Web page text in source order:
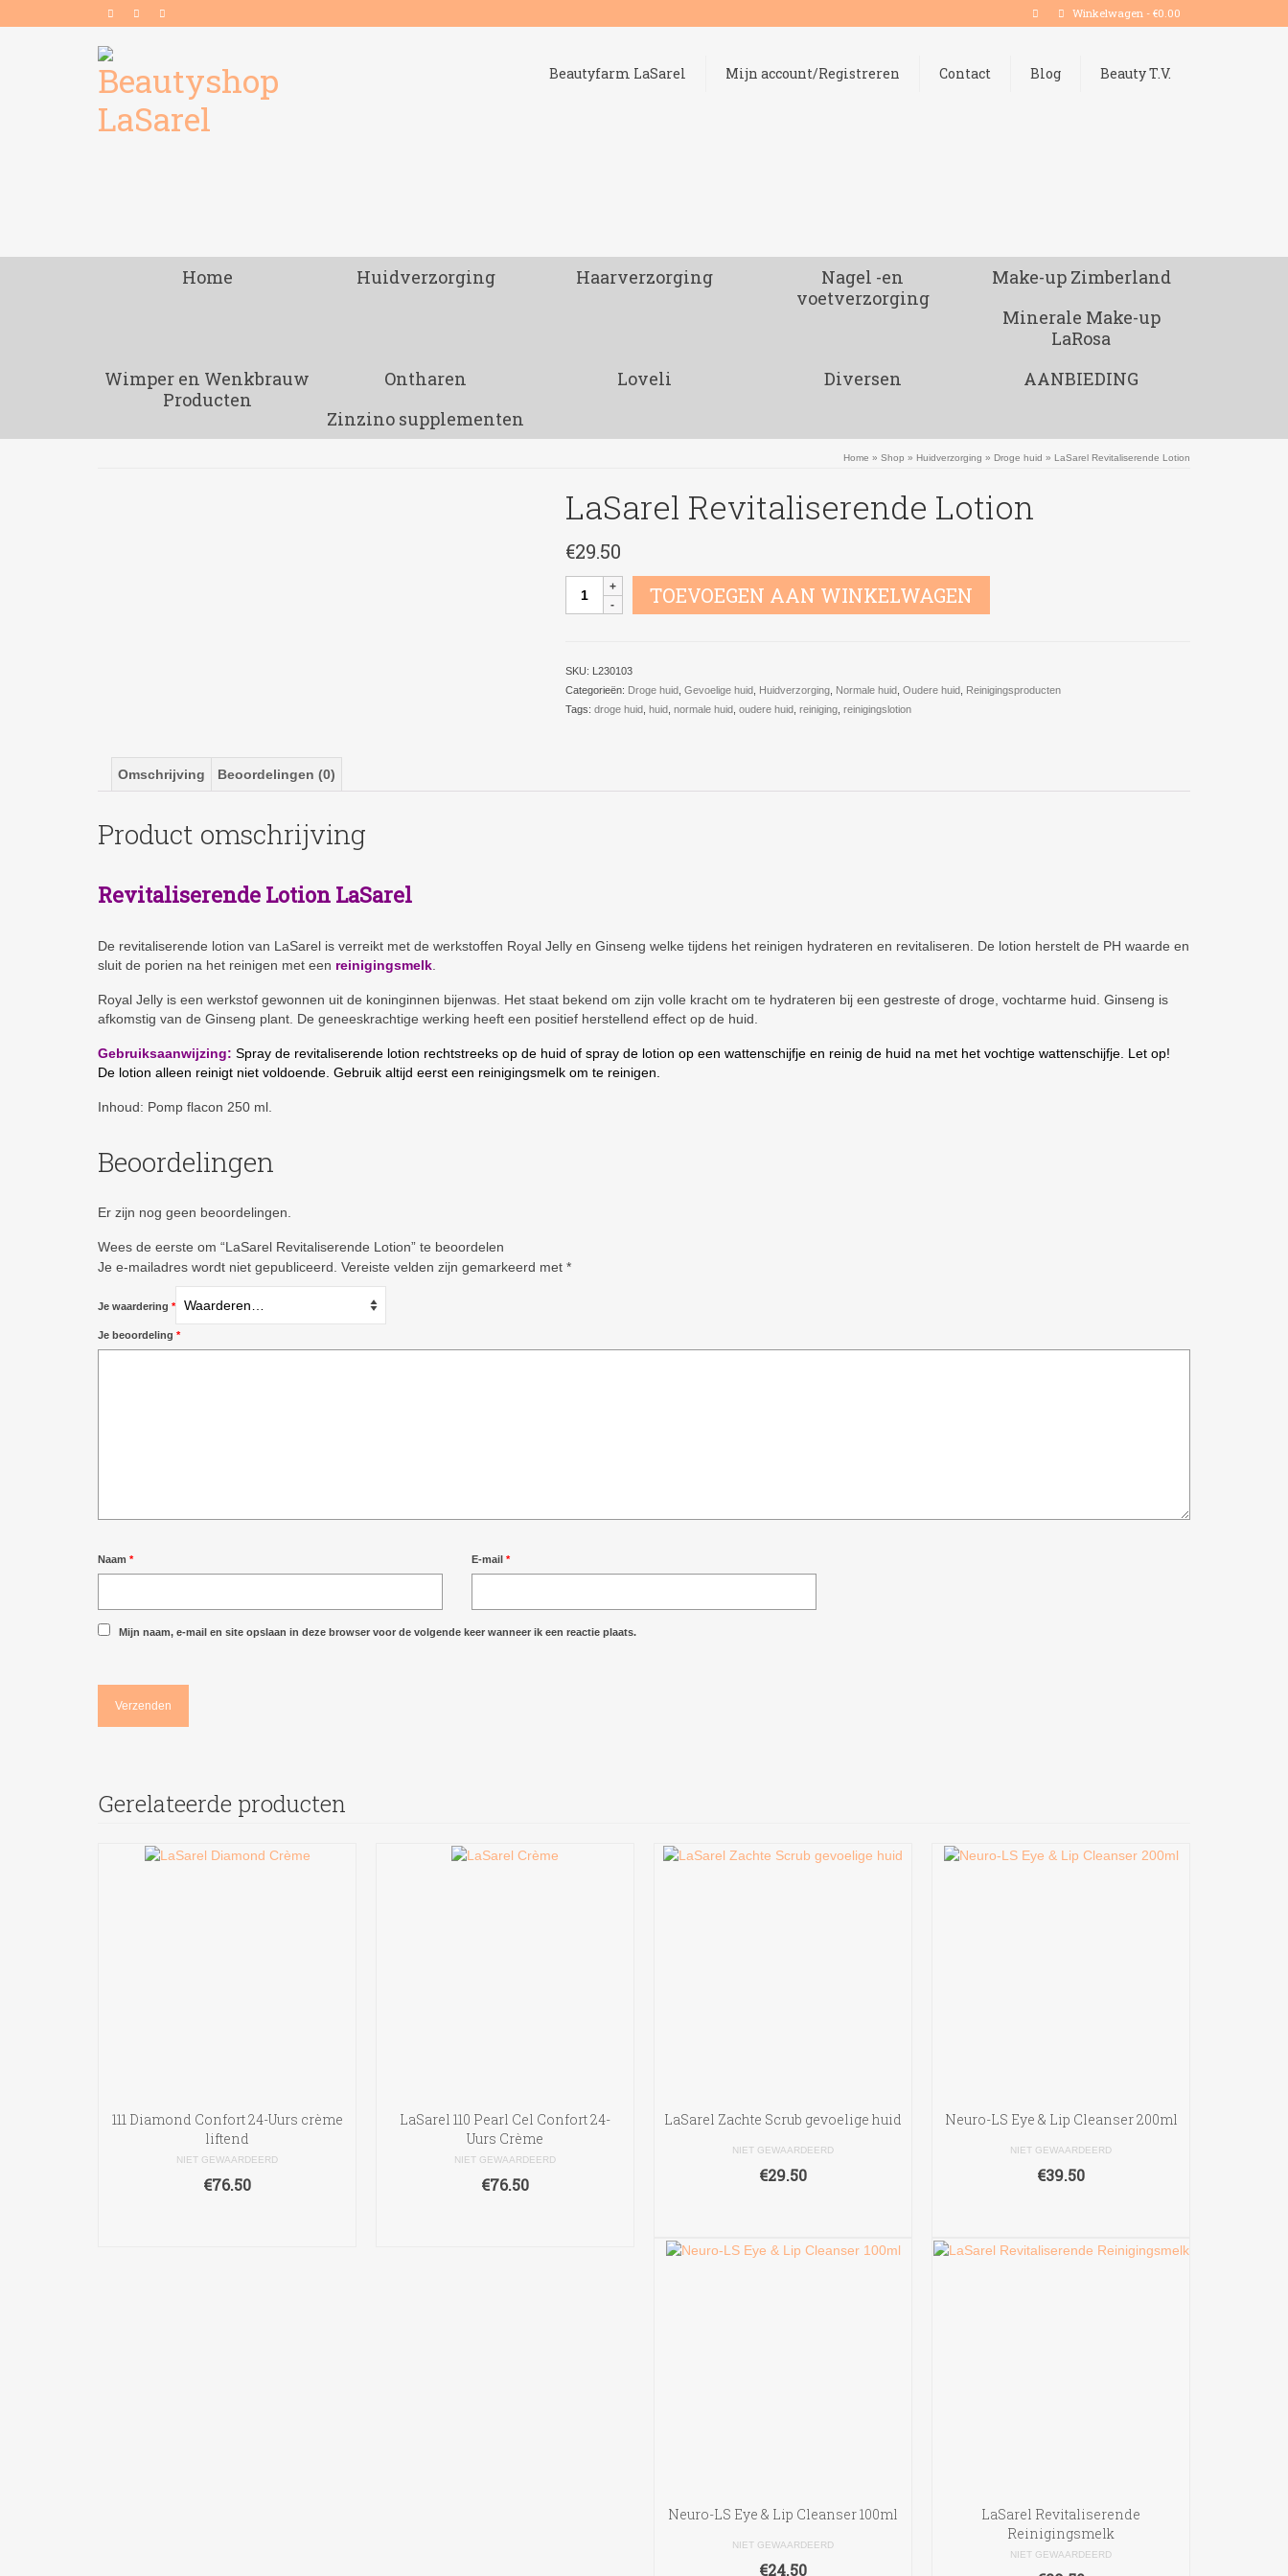
Winkelwagen - €0.00
Beautyfarm LaSarel Mijn account/Registreren Contact Blog Beauty T.V.
Home Huidverzorging Haarverzorging
Nagel -en
voetverzorging
Make-up Zimberland
Minerale Make-up
LaRosa
Wimper en Wenkbrauw
Producten
Ontharen Loveli Diversen
AANBIEDING
Zinzino supplementen
Home » Shop » Huidverzorging » Droge huid » LaSarel Revitaliserende Lotion
LaSarel Revitaliserende Lotion
€29.50
LaSarel
RevitaliserendeTOEVOEGEN AAN WINKELWAGEN
SKU: L230103
Categorieën: Droge huid, Gevoelige huid, Huidverzorging, Normale huid, Oudere huid, Reinigingsproducten
Tags: droge huid, huid, normale huid, oudere huid, reiniging, reinigingslotion
Omschrijving Beoordelingen (0)
Product omschrijving
Revitaliserende Lotion LaSarel
De revitaliserende lotion van LaSarel is verreikt met de werkstoffen Royal Jelly en Ginseng welke tijdens het reinigen hydrateren en revitaliseren. De lotion herstelt de PH waarde en
sluit de porien na het reinigen met een reinigingsmelk
Royal Jelly is een werkstof gewonnen uit de koninginnen bijenwas. Het staat bekend om zijn volle kracht om te hydrateren bij een gestreste of droge, vochtarme huid. Ginseng is
afkomstig van de Ginseng plant. De geneeskrachtige werking heeft een positief herstellend effect op de huid.
Gebruiksaanwijzing: Spray de revitaliserende lotion rechtstreeks op de huid of spray de lotion op een wattenschijfje en reinig de huid na met het vochtige wattenschijfje. Let op!
De lotion alleen reinigt niet voldoende. Gebruik altijd eerst een reinigingsmelk om te reinigen.
Inhoud: Pomp flacon 250 ml.
Beoordelingen
Er zijn nog geen beoordelingen.
Wees de eerste om “LaSarel Revitaliserende Lotion” te beoordelen
Je e-mailadres wordt niet gepubliceerd. Vereiste velden zijn gemarkeerd met *
Je waardering *
Je beoordeling *
Naam * E-mail *
Mijn naam, e-mail en site opslaan in deze browser voor de volgende keer wanneer ik een reactie plaats.
Gerelateerde producten
111 Diamond Confort 24-Uurs crème
liftend
NIET GEWAARDEERD
€76.50
LaSarel 110 Pearl Cel Confort 24-
Uurs Crème
NIET GEWAARDEERD
€76.50
LaSarel Zachte Scrub gevoelige huid
NIET GEWAARDEERD
€29.50
Neuro-LS Eye & Lip Cleanser 200ml
NIET GEWAARDEERD
€39.50
Neuro-LS Eye & Lip Cleanser 100ml
NIET GEWAARDEERD
€24.50
LaSarel Revitaliserende
Reinigingsmelk
NIET GEWAARDEERD